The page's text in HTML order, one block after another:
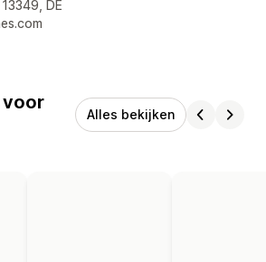
DE
voor
Alles bekijken